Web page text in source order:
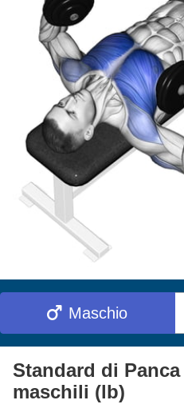
Maschio
Standard di
maschili (lb)